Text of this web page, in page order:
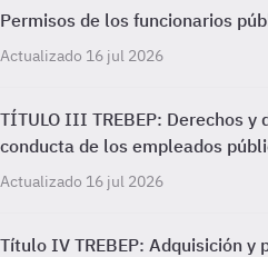
Permisos de los funcionarios
Actualizado 16 jul 2026
TÍTULO III TREBEP: Derechos y
conducta de los empleados
Actualizado 16 jul 2026
Título IV TREBEP: Adquisición y